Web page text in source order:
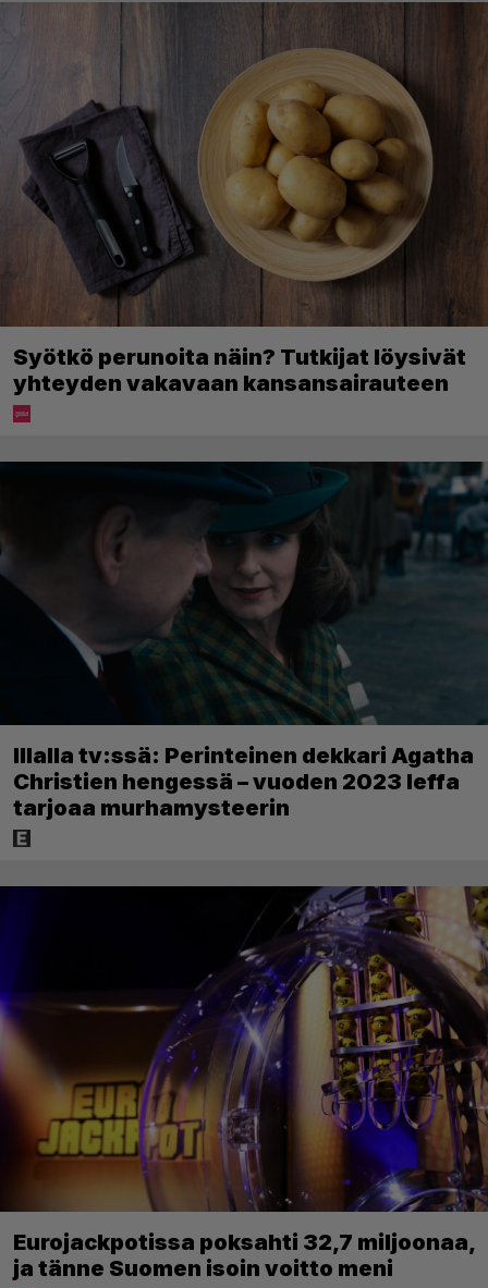
Syötkö perunoita näin? Tutkijat löysivät
yhteyden vakavaan kansansairauteen
Illalla tv:ssä: Perinteinen dekkari Agatha
Christien hengessä – vuoden 2023 leffa
tarjoaa murhamysteerin
Eurojackpotissa poksahti 32,7 miljoonaa,
ja tänne Suomen isoin voitto meni